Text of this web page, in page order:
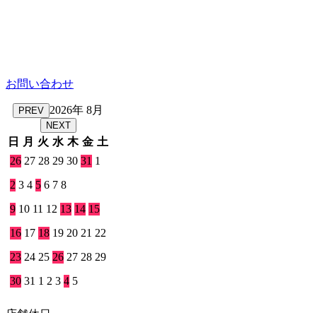
お問い合わせ
PREV 2026年 8月
NEXT
日 月 火 水 木 金 土
26 27 28 29 30 31 1
2 3 4 5 6 7 8
9 10 11 12 13 14 15
16 17 18 19 20 21 22
23 24 25 26 27 28 29
30 31 1 2 3 4 5